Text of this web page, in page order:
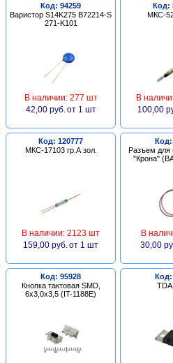
Код: 94259
Варистор S14K275 B72214-S
271-K101
В наличии: 277 шт
42,00 руб. от 1 шт
Код:
МКС-
В
100,00
Код: 120777
МКС-17103 гр.А зол.
В наличии: 2123 шт
159,00 руб. от 1 шт
Код:
Разъем для
"Крона"
В
30,00
Код: 95928
Кнопка тактовая SMD,
6х3,0х3,5 (IT-1188E)
Код: